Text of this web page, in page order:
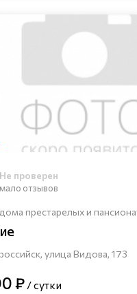
престарелых и
улица Видова, 173
Не проверен
мало отзывов
₽ / сутки